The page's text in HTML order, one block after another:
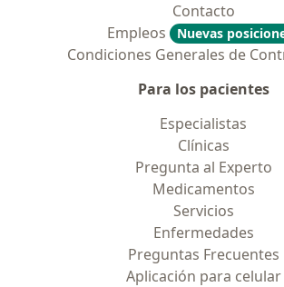
Contacto
Empleos
Nuevas
Condiciones Generales de
Para los pacientes
Especialistas
Clínicas
Pregunta al Experto
Medicamentos
Servicios
Enfermedades
Preguntas Frecuentes
Aplicación para celular